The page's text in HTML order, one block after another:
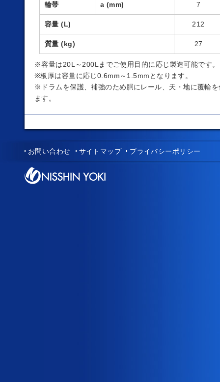
輪帯 a (mm) 7
容量 (L) 212
質量 (kg) 27
※容量は20L～200Lまでご使用目的に応じ製造可能です。
※板厚は容量に応じ0.6mm～1.5mmとなります。
※ドラムを保護、補強のため胴にレール、天・地に覆輪
ます。
お問い合わせ サイトマップ プライバシーポリシー